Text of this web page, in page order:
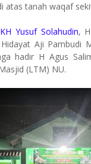
atas tanah waqaf
KH Yusuf Solahudin,
Aji Pambudi
hadir H Agus
(LTM) NU.